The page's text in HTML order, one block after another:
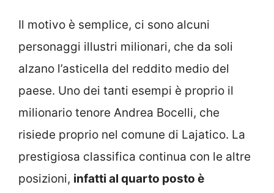
Il motivo è semplice, ci sono alcuni
personaggi illustri milionari, che da soli
alzano l’asticella del reddito medio del
paese. Uno dei tanti esempi è proprio il
milionario tenore Andrea Bocelli, che
risiede proprio nel comune di Lajatico. La
prestigiosa classifica continua con le altre
posizioni, infatti al quarto posto è